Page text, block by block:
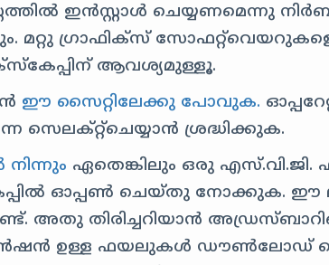
ഇൻസ്റ്റാൾ ചെയ്യണമെന്നു
മറ്റു ഗ്രാഫിക്സ്
ആവശ്യമുള്ളൂ.
ഈ സൈറ്റിലേക്കു പോവുക.
സെലക്റ്റ്‌ചെയ്യാൻ ശ്രദ്ധിക്കുക.
ഏതെങ്കിലും ഒരു
ഓപ്പൺ ചെയ്തു നോക്കുക. ഈ
അതു തിരിച്ചറിയാൻ
ഉള്ള ഫയലുകൾ ഡൗൺലോഡ്